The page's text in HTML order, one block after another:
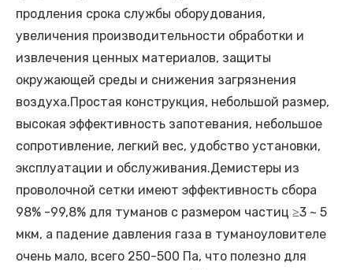
продления срока службы оборудования,
увеличения производительности обработки и
извлечения ценных материалов, защиты
окружающей среды и снижения загрязнения
воздуха.Простая конструкция, небольшой размер,
высокая эффективность запотевания, небольшое
сопротивление, легкий вес, удобство установки,
эксплуатации и обслуживания.Демистеры из
проволочной сетки имеют эффективность сбора
98% -99,8% для туманов с размером частиц ≥3 ~ 5
мкм, а падение давления газа в туманоуловителе
очень мало, всего 250-500 Па, что полезно для